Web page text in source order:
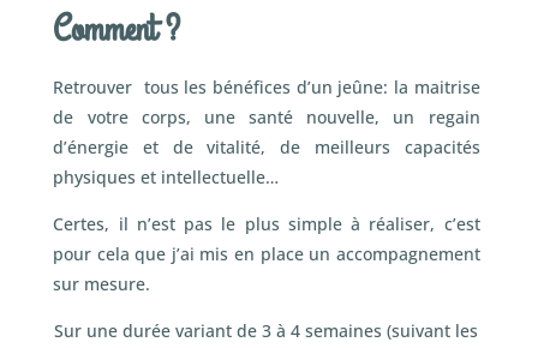
Comment ?
Retrouver tous les bénéfices d’un jeûne: la maitrise
de votre corps, une santé nouvelle, un regain
d’énergie et de vitalité, de meilleurs capacités
physiques et intellectuelle…
Certes, il n’est pas le plus simple à réaliser, c’est
pour cela que j’ai mis en place un accompagnement
sur mesure.
Sur une durée variant de 3 à 4 semaines (suivant les